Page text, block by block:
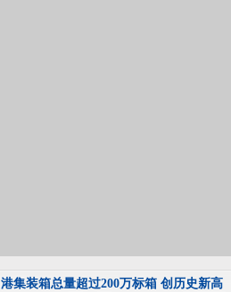
集装箱总量超过200万标箱 创历史新高